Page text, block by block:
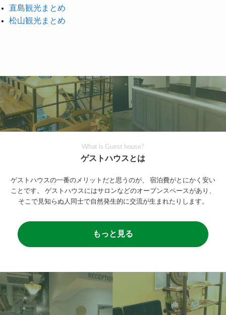
直島観光まとめ
松山観光まとめ
What is Guest house?
ゲストハウスとは
ゲストハウスの一番のメリットだと思うのが、
宿泊費がとにかく安い
ことです。
ゲストハウスにはサロンなどのオープンスペースがあり、
そこで見知らぬ人同士で自然発生的に交流が生まれたりします。
もっと見る